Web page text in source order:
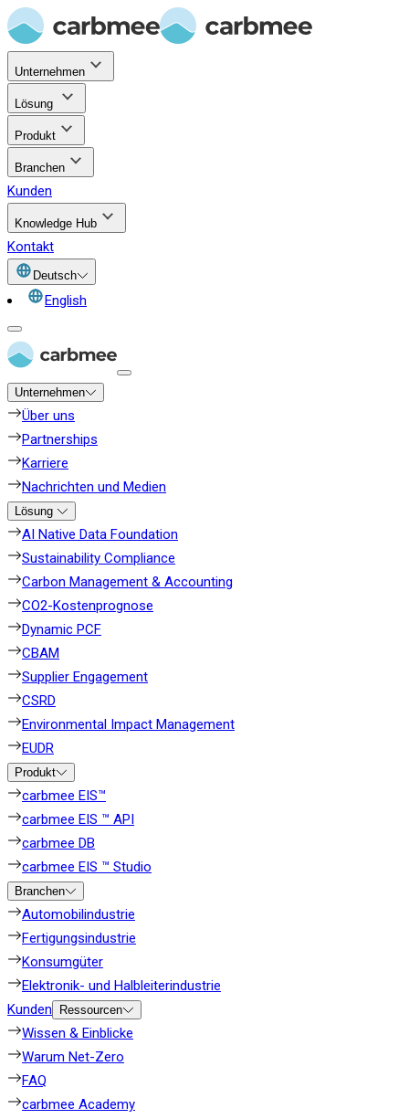
Unternehmen
Lösung
Produkt
Branchen
Kunden
Knowledge Hub
Kontakt
Deutsch
English
Unternehmen
Über uns
Partnerships
Karriere
Nachrichten und Medien
Lösung
AI Native Data Foundation
Sustainability Compliance
Carbon Management & Accounting
CO2-Kostenprognose
Dynamic PCF
CBAM
Supplier Engagement
CSRD
Environmental Impact Management
EUDR
Produkt
carbmee EIS™
carbmee EIS ™ API
carbmee DB
carbmee EIS ™ Studio
Branchen
Automobilindustrie
Fertigungsindustrie
Konsumgüter
Elektronik- und Halbleiterindustrie
Kunden
Ressourcen
Wissen & Einblicke
Warum Net-Zero
FAQ
carbmee Academy